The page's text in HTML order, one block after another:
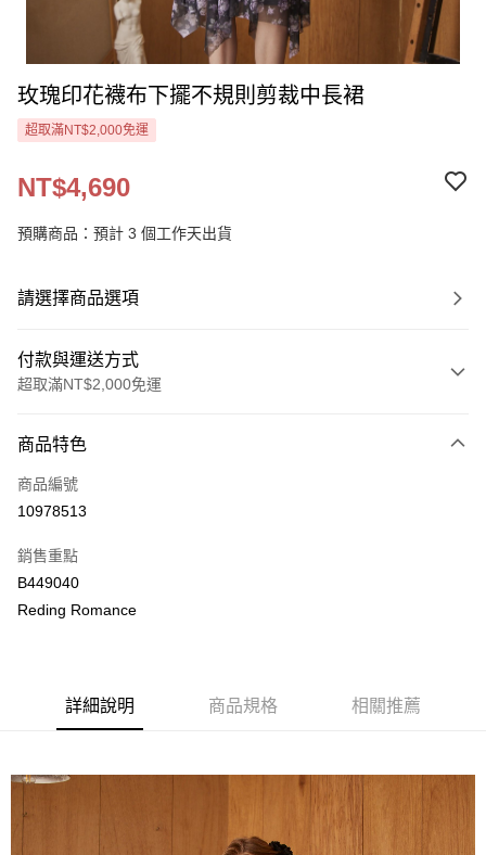
玫瑰印花襪布下擺不規則剪裁中長裙
超取滿NT$2,000免運
NT$4,690
預購商品：預計 3 個工作天出貨
請選擇商品選項
付款與運送方式
超取滿NT$2,000免運
信用卡一次付款
LINE Pay
街口支付
悠遊付
運送方式
每筆NT$80，滿NT$2,000(含以上)免運費
付款後萊爾富取貨
每筆NT$80，滿NT$2,000(含以上)免運費
商品特色
商品編號
10978513
銷售重點
B449040
Reding Romance
詳細說明 商品規格 相關推薦